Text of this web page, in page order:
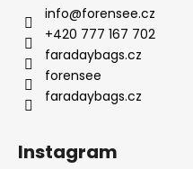
info@forensee.cz
+420 777 167 702
faradaybags.cz
forensee
faradaybags.cz
Instagram